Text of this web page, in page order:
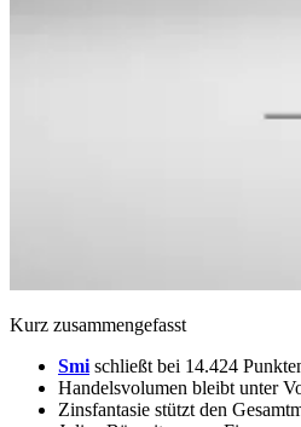
Kurz zusammengefasst
Smi schließt bei 14.424
Handelsvolumen bleibt unter
Zinsfantasie stützt den